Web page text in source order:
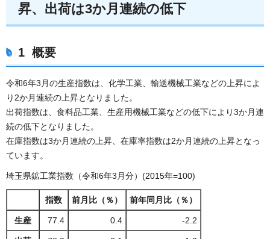
昇、出荷は3か月連続の低下
1 概要
令和6年3月の生産指数は、化学工業、輸送機械工業などの上昇によ
り2か月連続の上昇となりました。
出荷指数は、食料品工業、生産用機械工業などの低下により3か月連
続の低下となりました。
在庫指数は3か月連続の上昇、在庫率指数は2か月連続の上昇となっ
ています。
埼玉県鉱工業指数（令和6年3月分）(2015年=100)
指数 前月比（％） 前年同月比（％）
生産 77.4 0.4 -2.2